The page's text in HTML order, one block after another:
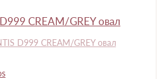
CREAM/GREY овал